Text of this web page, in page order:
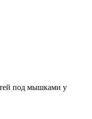
под мышками у